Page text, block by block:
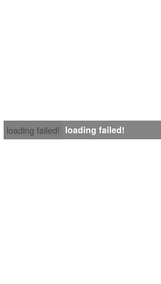
loading failed! loading failed!